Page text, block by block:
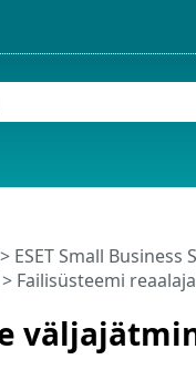
ESET Small Business
> Failisüsteemi